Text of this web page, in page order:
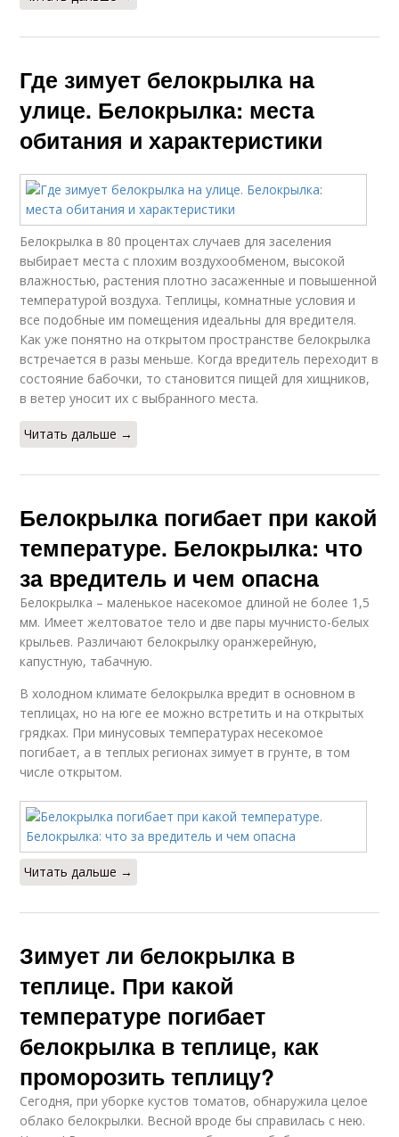
Где зимует белокрылка на
улице. Белокрылка: места
обитания и характеристики
Белокрылка в 80 процентах случаев для заселения
выбирает места с плохим воздухообменом, высокой
влажностью, растения плотно засаженные и повышенной
температурой воздуха. Теплицы, комнатные условия и
все подобные им помещения идеальны для вредителя.
Как уже понятно на открытом пространстве белокрылка
встречается в разы меньше. Когда вредитель переходит в
состояние бабочки, то становится пищей для хищников,
в ветер уносит их с выбранного места.
Читать дальше →
Белокрылка погибает при какой
температуре. Белокрылка: что
за вредитель и чем опасна
Белокрылка – маленькое насекомое длиной не более 1,5
мм. Имеет желтоватое тело и две пары мучнисто-белых
крыльев. Различают белокрылку оранжерейную,
капустную, табачную.
В холодном климате белокрылка вредит в основном в
теплицах, но на юге ее можно встретить и на открытых
грядках. При минусовых температурах несекомое
погибает, а в теплых регионах зимует в грунте, в том
числе открытом.
Читать дальше →
Зимует ли белокрылка в
теплице. При какой
температуре погибает
белокрылка в теплице, как
проморозить теплицу?
Сегодня, при уборке кустов томатов, обнаружила целое
облако белокрылки. Весной вроде бы справилась с нею.